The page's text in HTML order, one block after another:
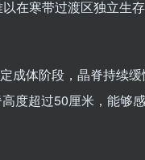
在寒带过渡区独立生
成体阶段，晶脊持续
度超过50厘米，能够